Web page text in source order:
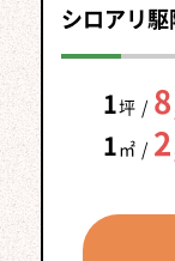
シロアリ
1坪 /
1㎡ /